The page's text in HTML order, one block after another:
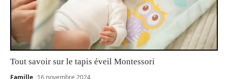
Tout savoir sur le tapis éveil Montessori